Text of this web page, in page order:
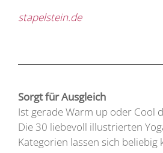
stapelstein.de
Sorgt für Ausgleich
Ist gerade Warm up oder Cool
Die 30 liebevoll illustrierten
Kategorien lassen sich